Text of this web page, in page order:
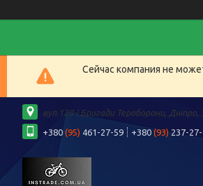
Сейчас компания не
вул.128-ї Бригади Тероборони, Дніпро,
+380 (95) 461-27-59 +380 (93) 237-